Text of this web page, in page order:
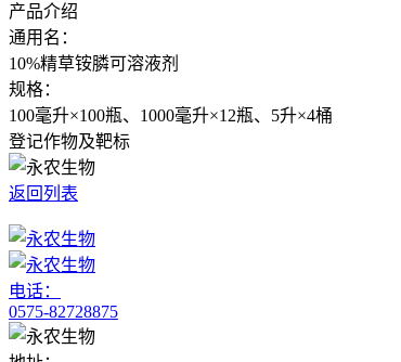
产品介绍
通用名：
10%精草铵膦可溶液剂
规格：
100毫升×100瓶、1000毫升×12瓶、5升×4桶
登记作物及靶标
返回列表
电话：
0575-82728875